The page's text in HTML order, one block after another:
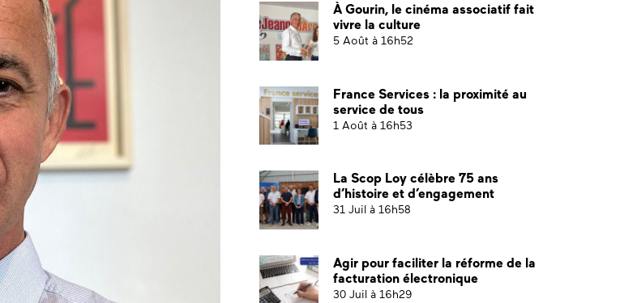
À Gourin, le cinéma associatif fait
vivre la culture
5 Août à 16h52
France Services : la proximité au
service de tous
1 Août à 16h53
La Scop Loy célèbre 75 ans
d’histoire et d’engagement
31 Juil à 16h58
Agir pour faciliter la réforme de la
facturation électronique
30 Juil à 16h29